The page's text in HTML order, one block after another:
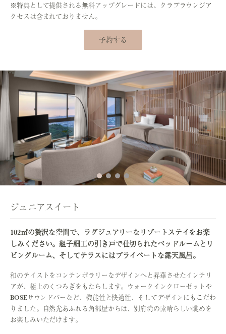
※特典として提供される無料アップグレードには、クラブラウンジア
クセスは含まれておりません。
予約する
ジュニアスイート
102㎡の贅沢な空間で、ラグジュアリーなリゾートステイをお楽
しみください。組子細工の引き戸で仕切られたベッドルームとリ
ビングルーム、そしてテラスにはプライベートな露天風呂。
和のテイストをコンテンポラリーなデザインへと昇華させたインテリ
アが、極上のくつろぎをもたらします。ウォークインクローゼットや
BOSEサウンドバーなど、機能性と快適性、そしてデザインにもこだわ
りました。自然光あふれる角部屋からは、別府湾の素晴らしい眺めを
お楽しみいただけます。